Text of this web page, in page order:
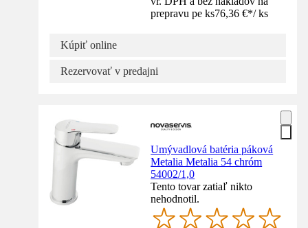
prepravu pe ks76,36 €*/ ks
Kúpiť online
Rezervovať v predajni
Umývadlová batéria páková
Metalia Metalia 54 chróm
54002/1,0
Tento tovar zatiaľ nikto
nehodnotil.